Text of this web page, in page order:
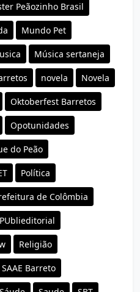
Peãozinho Brasil
Mundo Pet
Música sertaneja
novela Novela
Oktoberfest Barretos
Opotunidades
do Peão
Política
de Colômbia
PUblieditorial
Religião
SAAE Barreto